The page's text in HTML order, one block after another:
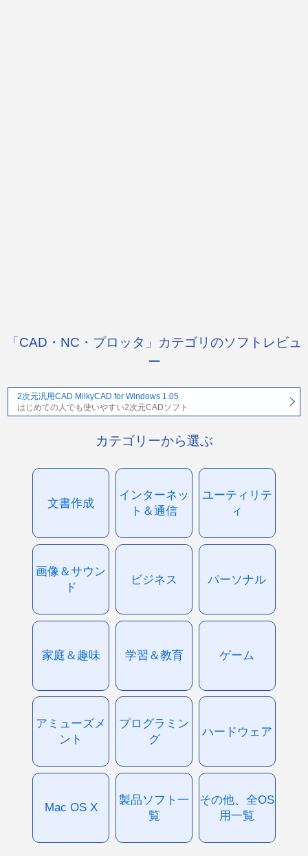
「CAD・NC・プロッタ」カテゴリのソフトレビュ
ー
2次元汎用CAD MilkyCAD for Windows 1.05
はじめての人でも使いやすい2次元CADソフト
カテゴリーから選ぶ
文書作成
インターネッ
ト＆通信
ユーティリテ
ィ
画像＆サウン
ド
ビジネス パーソナル
家庭＆趣味 学習＆教育 ゲーム
アミューズメ
ント
プログラミン
グ
ハードウェア
Mac OS X
製品ソフト一
覧
その他、全OS
用一覧